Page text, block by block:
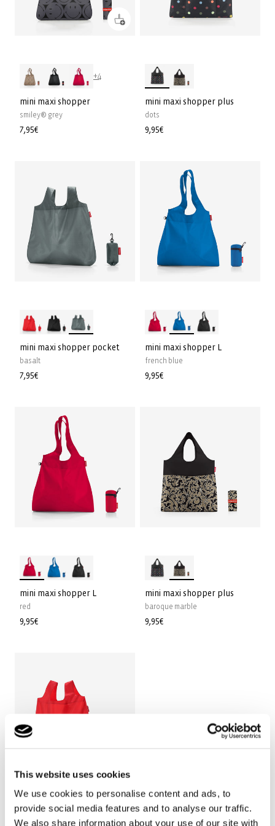
This website uses cookies
We use cookies to personalise content and ads, to
provide social media features and to analyse our traffic.
We also share information about your use of our site with
+4
mini maxi shopper
smiley® grey
Normale
7,95€
mini maxi shopper plus
dots
Normale
9,95€
mini maxi shopper pocket
basalt
Normale
7,95€
mini maxi shopper L
french blue
Normale
9,95€
mini maxi shopper L
red
Normale
9,95€
mini maxi shopper plus
baroque marble
Normale
9,95€